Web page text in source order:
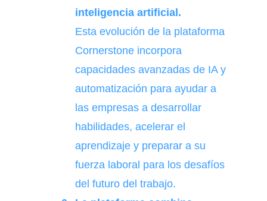
inteligencia artificial.
Esta evolución de la plataforma
Cornerstone incorpora
capacidades avanzadas de IA y
automatización para ayudar a
las empresas a desarrollar
habilidades, acelerar el
aprendizaje y preparar a su
fuerza laboral para los desafíos
del futuro del trabajo.